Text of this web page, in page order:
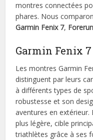
montres connectées
phares. Nous
Garmin Fenix 7,
Garmin Fenix
Les montres Garmin
distinguent par leurs
à différents types de
robustesse et son
aventures en extérieur.
plus légère, cible
triathlètes grâce à ses